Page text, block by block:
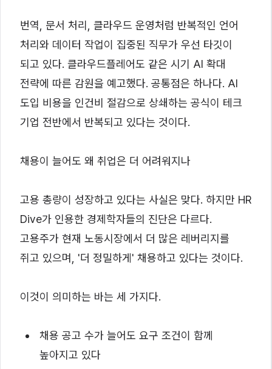
번역, 문서 처리, 클라우드 운영처럼 반복적인 언어
처리와 데이터 작업이 집중된 직무가 우선 타깃이
되고 있다. 클라우드플레어도 같은 시기 AI 확대
전략에 따른 감원을 예고했다. 공통점은 하나다. AI
도입 비용을 인건비 절감으로 상쇄하는 공식이 테크
기업 전반에서 반복되고 있다는 것이다.
채용이 늘어도 왜 취업은 더 어려워지나
고용 총량이 성장하고 있다는 사실은 맞다. 하지만 HR
Dive가 인용한 경제학자들의 진단은 다르다.
고용주가 현재 노동시장에서 더 많은 레버리지를
쥐고 있으며, '더 정밀하게' 채용하고 있다는 것이다.
이것이 의미하는 바는 세 가지다.
채용 공고 수가 늘어도 요구 조건이 함께
높아지고 있다